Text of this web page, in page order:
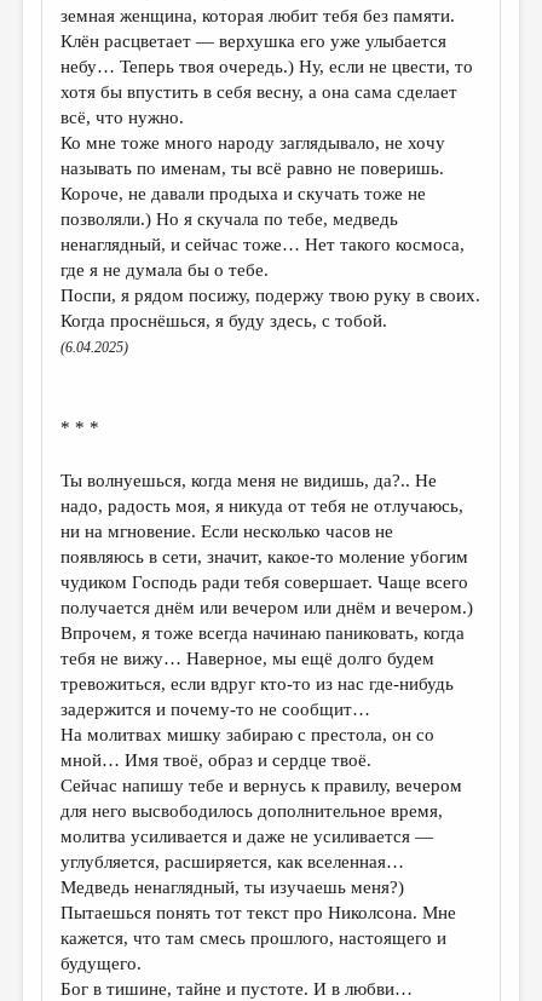
земная женщина, которая любит тебя без памяти.
Клён расцветает — верхушка его уже улыбается
небу… Теперь твоя очередь.) Ну, если не цвести, то
хотя бы впустить в себя весну, а она сама сделает
всё, что нужно.
Ко мне тоже много народу заглядывало, не хочу
называть по именам, ты всё равно не поверишь.
Короче, не давали продыха и скучать тоже не
позволяли.) Но я скучала по тебе, медведь
ненаглядный, и сейчас тоже… Нет такого космоса,
где я не думала бы о тебе.
Поспи, я рядом посижу, подержу твою руку в своих.
Когда проснёшься, я буду здесь, с тобой.
(6.04.2025)
* * *
Ты волнуешься, когда меня не видишь, да?.. Не
надо, радость моя, я никуда от тебя не отлучаюсь,
ни на мгновение. Если несколько часов не
появляюсь в сети, значит, какое-то моление убогим
чудиком Господь ради тебя совершает. Чаще всего
получается днём или вечером или днём и вечером.)
Впрочем, я тоже всегда начинаю паниковать, когда
тебя не вижу… Наверное, мы ещё долго будем
тревожиться, если вдруг кто-то из нас где-нибудь
задержится и почему-то не сообщит…
На молитвах мишку забираю с престола, он со
мной… Имя твоё, образ и сердце твоё.
Сейчас напишу тебе и вернусь к правилу, вечером
для него высвободилось дополнительное время,
молитва усиливается и даже не усиливается —
углубляется, расширяется, как вселенная…
Медведь ненаглядный, ты изучаешь меня?)
Пытаешься понять тот текст про Николсона. Мне
кажется, что там смесь прошлого, настоящего и
будущего.
Бог в тишине, тайне и пустоте. И в любви…